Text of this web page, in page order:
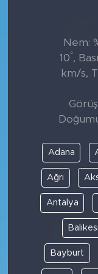
Nem:
10°,
km/s,
Adana
Ağrı
Antalya
Bayburt